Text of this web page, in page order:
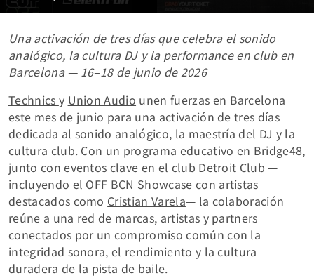
Una activación de tres días que celebra el sonido
analógico, la cultura DJ y la performance en club en
Barcelona — 16–18 de junio de 2026
Technics y Union Audio unen fuerzas en Barcelona
este mes de junio para una activación de tres días
dedicada al sonido analógico, la maestría del DJ y la
cultura club. Con un programa educativo en Bridge48,
junto con eventos clave en el club Detroit Club —
incluyendo el OFF BCN Showcase con artistas
destacados como Cristian Varela— la colaboración
reúne a una red de marcas, artistas y partners
conectados por un compromiso común con la
integridad sonora, el rendimiento y la cultura
duradera de la pista de baile.